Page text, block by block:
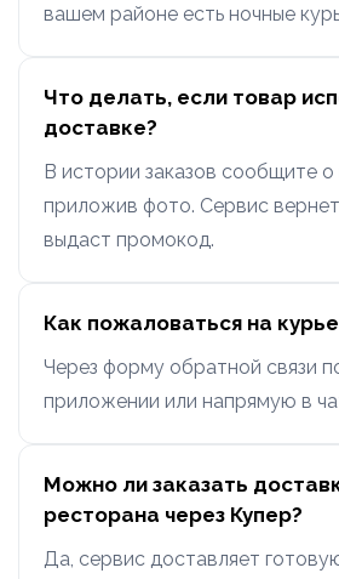
вашем районе есть ночные
Что делать, если товар
доставке?
В истории заказов сообщите о
приложив фото. Сервис вернет
выдаст промокод.
Как пожаловаться на
Через форму обратной связи
приложении или напрямую в
Можно ли заказать
ресторана через Купер?
Да, сервис доставляет